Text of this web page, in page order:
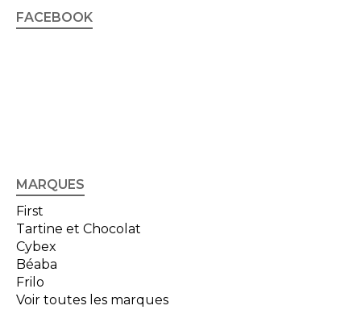
FACEBOOK
MARQUES
First
Tartine et Chocolat
Cybex
Béaba
Frilo
Voir toutes les marques